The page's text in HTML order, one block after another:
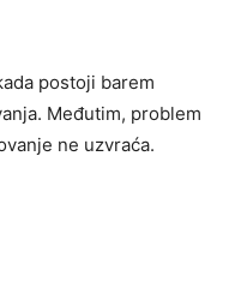
postoji barem
Međutim, problem
ne uzvraća.